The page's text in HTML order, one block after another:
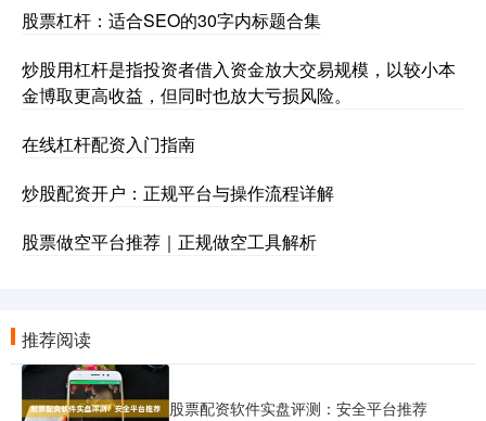
股票杠杆：适合SEO的30字内标题合集
炒股用杠杆是指投资者借入资金放大交易规模，以较小本
金博取更高收益，但同时也放大亏损风险。
在线杠杆配资入门指南
炒股配资开户：正规平台与操作流程详解
股票做空平台推荐｜正规做空工具解析
推荐阅读
股票配资软件实盘评测：安全平台推荐